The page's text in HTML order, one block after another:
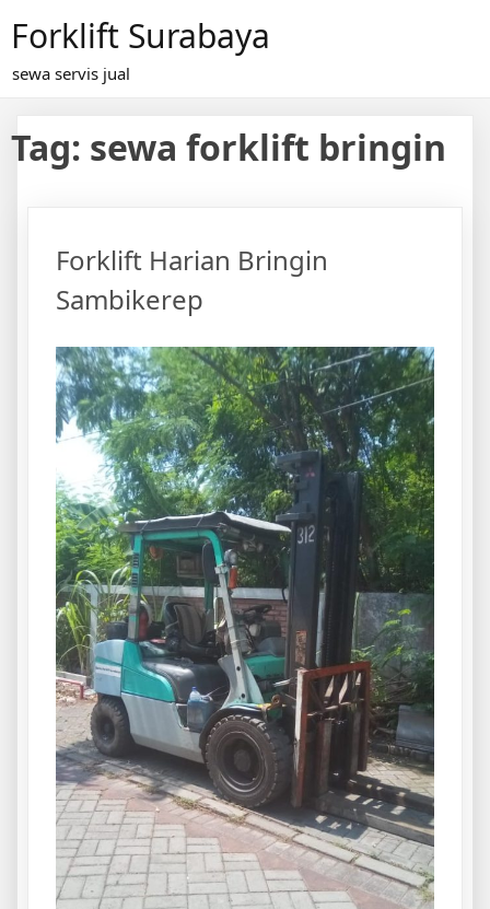
Forklift Surabaya
sewa servis jual
Tag: sewa forklift bringin
Forklift Harian Bringin
Sambikerep